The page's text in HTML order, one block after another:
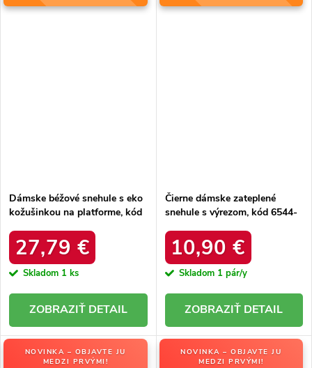
Dámske béžové snehule s eko
kožušinkou na platforme, kód
27,79 €
Skladom 1 ks
DETAIL
Čierne dámske zateplené
snehule s výrezom, kód 6544-
10,90 €
Skladom 1 pár/y
DETAIL
NOVINKA – OBJAVTE JU
MEDZI PRVÝMI!
NOVINKA – OBJAVTE JU
MEDZI PRVÝMI!